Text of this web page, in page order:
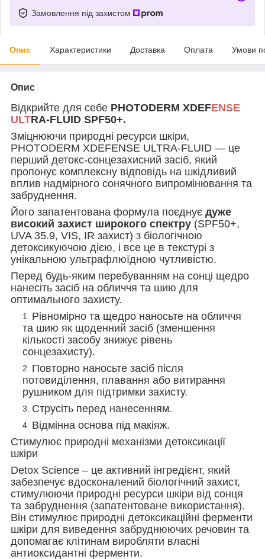
Замовлення під захистом
Опис Характеристики Доставка Оплата Умови
Опис
Відкрийте для себе PHOTODERM XDEFENSE
ULTRA-FLUID SPF50+.
Зміцнюючи природні ресурси шкіри,
PHOTODERM XDEFENSE ULTRA-FLUID — це
перший детокс-сонцезахисний засіб, який
пропонує комплексну відповідь на шкідливий
вплив надмірного сонячного випромінювання та
забруднення.
Його запатентована формула поєднує дуже
високий захист широкого спектру (SPF50+,
UVA 35.9, VIS, IR захист) з біологічною
детоксикуючою дією, і все це в текстурі з
унікальною ультрафлюїдною чутливістю.
Перед будь-яким перебуванням на сонці щедро
нанесіть засіб на обличчя та шию для
оптимального захисту.
Рівномірно та щедро наносьте на обличчя
та шию як щоденний засіб (зменшення
кількості засобу знижує рівень
сонцезахисту).
Повторно наносьте засіб після
потовиділення, плавання або витирання
рушником для підтримки захисту.
Струсіть перед нанесенням.
Відмінна основа під макіяж.
Стимулює природні механізми детоксикації
шкіри
Detox Science – це активний інгредієнт, який
забезпечує вдосконалений біологічний захист,
стимулюючи природні ресурси шкіри від сонця
та забруднення (запатентоване використання).
Він стимулює природні детоксикаційні ферменти
шкіри для виведення забруднюючих речовин та
допомагає клітинам виробляти власні
антиоксидантні ферменти.